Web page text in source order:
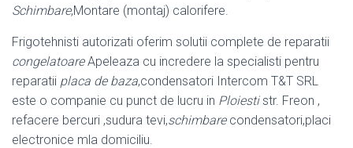
Schimbare,Montare (montaj) calorifere.
Frigotehnisti autorizati oferim solutii complete de reparatii
congelatoareApeleaza cu incredere la specialisti pentru
reparatii placa de baza,condensatori Intercom T&T SRL
este o companie cu punct de lucru in Ploiestistr. Freon ,
refacere bercuri ,sudura tevi,schimbarecondensatori,placi
electronice mla domiciliu.